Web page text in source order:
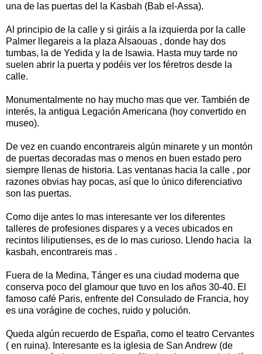
una de las puertas del la Kasbah (Bab el-Assa).
Al principio de la calle y si giráis a la izquierda por la calle
Palmer llegareis a la plaza Alsaouas , donde hay dos
tumbas, la de Yedida y la de Isawia. Hasta muy tarde no
suelen abrir la puerta y podéis ver los féretros desde la
calle.
Monumentalmente no hay mucho mas que ver. También de
interés, la antigua Legación Americana (hoy convertido en
museo).
De vez en cuando encontrareis algún minarete y un montón
de puertas decoradas mas o menos en buen estado pero
siempre llenas de historia. Las ventanas hacia la calle , por
razones obvias hay pocas, así que lo único diferenciativo
son las puertas.
Como dije antes lo mas interesante ver los diferentes
talleres de profesiones dispares y a veces ubicados en
recintos liliputienses, es de lo mas curioso. Llendo hacia la
kasbah, encontrareis mas .
Fuera de la Medina, Tánger es una ciudad moderna que
conserva poco del glamour que tuvo en los años 30-40. El
famoso café Paris, enfrente del Consulado de Francia, hoy
es una vorágine de coches, ruido y polución.
Queda algún recuerdo de España, como el teatro Cervantes
( en ruina). Interesante es la iglesia de San Andrew (de